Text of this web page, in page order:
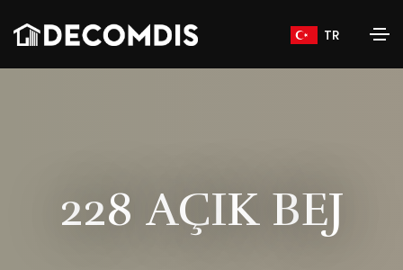
TR
228 AÇIK BEJ